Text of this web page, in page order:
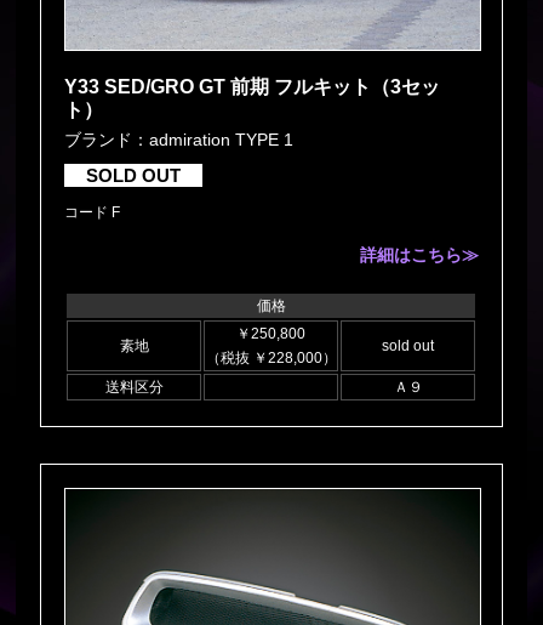
Y33 SED/GRO GT 前期 フルキット（3セッ
ト）
ブランド：admiration TYPE 1
SOLD OUT
コード F
詳細はこちら≫
価格
素地
￥250,800
（税抜 ￥228,000）
sold out
送料区分 Ａ９